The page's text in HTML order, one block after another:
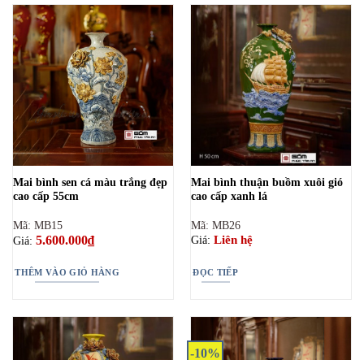
Mai bình sen cá màu trắng đẹp
cao cấp 55cm
Mã: MB15
Giá: 5.600.000₫
THÊM VÀO GIỎ HÀNG
Mai bình thuận buồm xuôi gió
cao cấp xanh lá
Mã: MB26
Giá: Liên hệ
ĐỌC TIẾP
-10%